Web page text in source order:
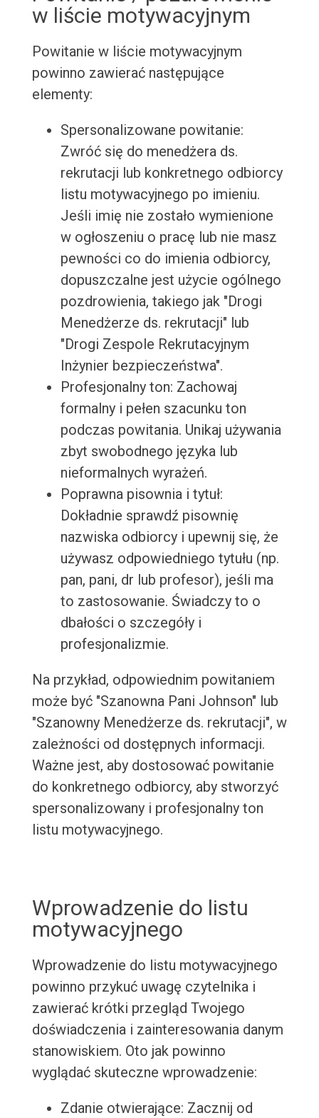
w liście motywacyjnym
Powitanie w liście motywacyjnym
powinno zawierać następujące
elementy:
Spersonalizowane powitanie:
Zwróć się do menedżera ds.
rekrutacji lub konkretnego odbiorcy
listu motywacyjnego po imieniu.
Jeśli imię nie zostało wymienione
w ogłoszeniu o pracę lub nie masz
pewności co do imienia odbiorcy,
dopuszczalne jest użycie ogólnego
pozdrowienia, takiego jak "Drogi
Menedżerze ds. rekrutacji" lub
"Drogi Zespole Rekrutacyjnym
Inżynier bezpieczeństwa".
Profesjonalny ton: Zachowaj
formalny i pełen szacunku ton
podczas powitania. Unikaj używania
zbyt swobodnego języka lub
nieformalnych wyrażeń.
Poprawna pisownia i tytuł:
Dokładnie sprawdź pisownię
nazwiska odbiorcy i upewnij się, że
używasz odpowiedniego tytułu (np.
pan, pani, dr lub profesor), jeśli ma
to zastosowanie. Świadczy to o
dbałości o szczegóły i
profesjonalizmie.
Na przykład, odpowiednim powitaniem
może być "Szanowna Pani Johnson" lub
"Szanowny Menedżerze ds. rekrutacji", w
zależności od dostępnych informacji.
Ważne jest, aby dostosować powitanie
do konkretnego odbiorcy, aby stworzyć
spersonalizowany i profesjonalny ton
listu motywacyjnego.
Wprowadzenie do listu
motywacyjnego
Wprowadzenie do listu motywacyjnego
powinno przykuć uwagę czytelnika i
zawierać krótki przegląd Twojego
doświadczenia i zainteresowania danym
stanowiskiem. Oto jak powinno
wyglądać skuteczne wprowadzenie:
Zdanie otwierające: Zacznij od